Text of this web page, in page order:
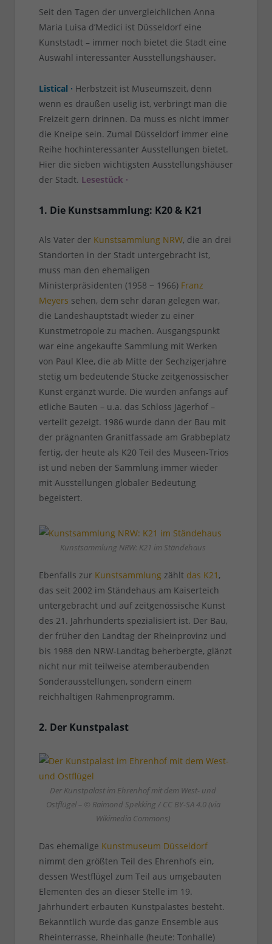
Seit den Tagen der unvergleichlichen Anna
Maria Luisa d’Medici ist Düsseldorf eine
Kunststadt – immer noch bietet die Stadt eine
Auswahl interessanter Ausstellungshäuser.
Listical · Herbstzeit ist Museumszeit, denn
wenn es draußen uselig ist, verbringt man die
Freizeit gern drinnen. Da muss es nicht immer
die Kneipe sein. Zumal Düsseldorf immer eine
Reihe hochinteressanter Ausstellungen bietet.
Hier die sieben wichtigsten Ausstellungshäuser
der Stadt. Lesestück ·
1. Die Kunstsammlung: K20 & K21
Als Vater der Kunstsammlung NRW, die an drei
Standorten in der Stadt untergebracht ist,
muss man den ehemaligen
Ministerpräsidenten (1958 ~ 1966) Franz
Meyers sehen, dem sehr daran gelegen war,
die Landeshauptstadt wieder zu einer
Kunstmetropole zu machen. Ausgangspunkt
war eine angekaufte Sammlung mit Werken
von Paul Klee, die ab Mitte der Sechzigerjahre
stetig um bedeutende Stücke zeitgenössischer
Kunst ergänzt wurde. Die wurden anfangs auf
etliche Bauten – u.a. das Schloss Jägerhof –
verteilt gezeigt. 1986 wurde dann der Bau mit
der prägnanten Granitfassade am Grabbeplatz
fertig, der heute als K20 Teil des Museen-Trios
ist und neben der Sammlung immer wieder
mit Ausstellungen globaler Bedeutung
begeistert.
Kunstsammlung NRW: K21 im Ständehaus
Ebenfalls zur Kunstsammlungzählt das K21 ,
das seit 2002 im Ständehaus am Kaiserteich
untergebracht und auf zeitgenössische Kunst
des 21. Jahrhunderts spezialisiert ist. Der Bau,
der früher den Landtag der Rheinprovinz und
bis 1988 den NRW-Landtag beherbergte, glänzt
nicht nur mit teilweise atemberaubenden
Sonderausstellungen, sondern einem
reichhaltigen Rahmenprogramm.
2. Der Kunstpalast
Der Kunstpalast im Ehrenhof mit dem West- und
Ostflügel – © Raimond Spekking / CC BY-SA 4.0 (via
Wikimedia Commons)
Das ehemalige Kunstmuseum Düsseldorf
nimmt den größten Teil des Ehrenhofs ein,
dessen Westflügel zum Teil aus umgebauten
Elementen des an dieser Stelle im 19.
Jahrhundert erbauten Kunstpalastes besteht.
Bekanntlich wurde das ganze Ensemble aus
Rheinterrasse, Rheinhalle (heute: Tonhalle)